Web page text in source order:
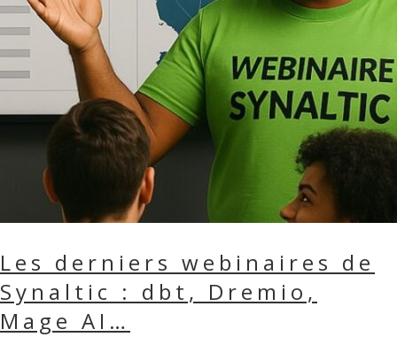
Les derniers webinaires de
Synaltic : dbt, Dremio,
Mage AI…